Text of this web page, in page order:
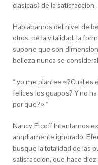
clasicas) de la satisfaccion.
Hablabamos del nivel de
otros, de la vitalidad, la
supone que son
belleza nunca se
“ yo me plantee «?Cual es
felices los guapos? Y no
por que?» “
Nancy Etcoff Intentamos
ampliamente ignorado.
busque la totalidad de las
satisfaccion, que hace